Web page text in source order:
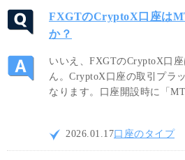
FXGTのCryptoX口座は
か？
いいえ、FXGTのCryptoX口
ん。CryptoX口座の取引プラ
なります。口座開設時に「
イプ選択の際にCryptoX口座
意ください。CryptoX口座を
選択して口座開設してくださ
2026.01.17口座のタイプ